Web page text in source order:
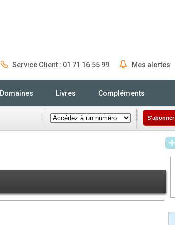
Service Client : 01 71 16 55 99 Mes alertes
Domaines Livres Compléments
S'abonner